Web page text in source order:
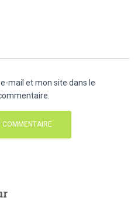
mail et mon site dans le